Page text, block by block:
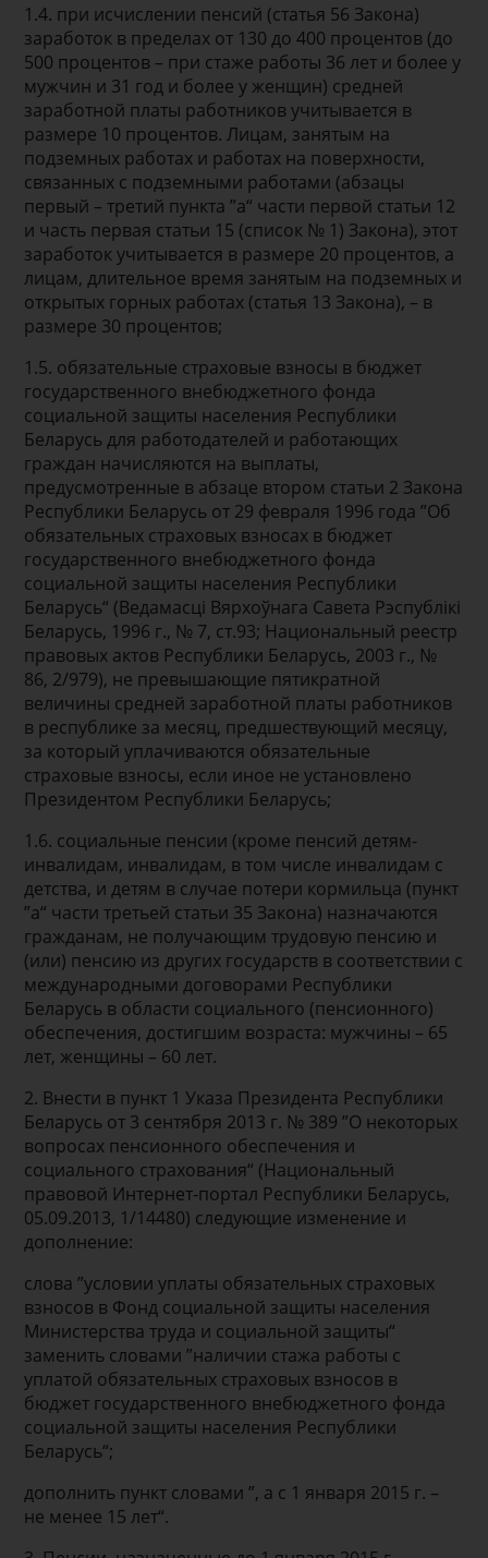
1.4. при исчислении пенсий (статья 56 Закона)
заработок в пределах от 130 до 400 процентов (до
500 процентов – при стаже работы 36 лет и более у
мужчин и 31 год и более у женщин) средней
заработной платы работников учитывается в
размере 10 процентов. Лицам, занятым на
подземных работах и работах на поверхности,
связанных с подземными работами (абзацы
первый – третий пункта ”а“ части первой статьи 12
и часть первая статьи 15 (список № 1) Закона), этот
заработок учитывается в размере 20 процентов, а
лицам, длительное время занятым на подземных и
открытых горных работах (статья 13 Закона), – в
размере 30 процентов;
1.5. обязательные страховые взносы в бюджет
государственного внебюджетного фонда
социальной защиты населения Республики
Беларусь для работодателей и работающих
граждан начисляются на выплаты,
предусмотренные в абзаце втором статьи 2 Закона
Республики Беларусь от 29 февраля 1996 года ”Об
обязательных страховых взносах в бюджет
государственного внебюджетного фонда
социальной защиты населения Республики
Беларусь“ (Ведамасці Вярхоўнага Савета Рэспублікі
Беларусь, 1996 г., № 7, ст.93; Национальный реестр
правовых актов Республики Беларусь, 2003 г., №
86, 2/979), не превышающие пятикратной
величины средней заработной платы работников
в республике за месяц, предшествующий месяцу,
за который уплачиваются обязательные
страховые взносы, если иное не установлено
Президентом Республики Беларусь;
1.6. социальные пенсии (кроме пенсий детям-
инвалидам, инвалидам, в том числе инвалидам с
детства, и детям в случае потери кормильца (пункт
”а“ части третьей статьи 35 Закона) назначаются
гражданам, не получающим трудовую пенсию и
(или) пенсию из других государств в соответствии с
международными договорами Республики
Беларусь в области социального (пенсионного)
обеспечения, достигшим возраста: мужчины – 65
лет, женщины – 60 лет.
2. Внести в пункт 1 Указа Президента Республики
Беларусь от 3 сентября 2013 г. № 389 ”О некоторых
вопросах пенсионного обеспечения и
социального страхования“ (Национальный
правовой Интернет-портал Республики Беларусь,
05.09.2013, 1/14480) следующие изменение и
дополнение:
слова ”условии уплаты обязательных страховых
взносов в Фонд социальной защиты населения
Министерства труда и социальной защиты“
заменить словами ”наличии стажа работы с
уплатой обязательных страховых взносов в
бюджет государственного внебюджетного фонда
социальной защиты населения Республики
Беларусь“;
дополнить пункт словами ”, а с 1 января 2015 г. –
не менее 15 лет“.